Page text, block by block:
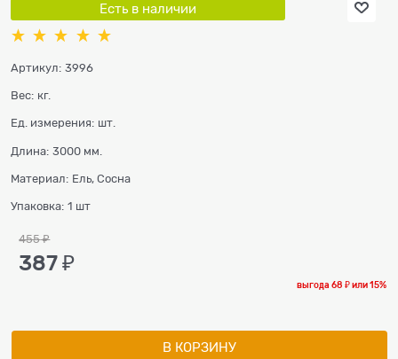
Есть в наличии
Артикул: 3996
Вес: кг.
Ед. измерения: шт.
Длина: 3000 мм.
Материал: Ель, Сосна
Упаковка: 1 шт
455 ₽
387 ₽
выгода68 ₽или15%
В КОРЗИНУ